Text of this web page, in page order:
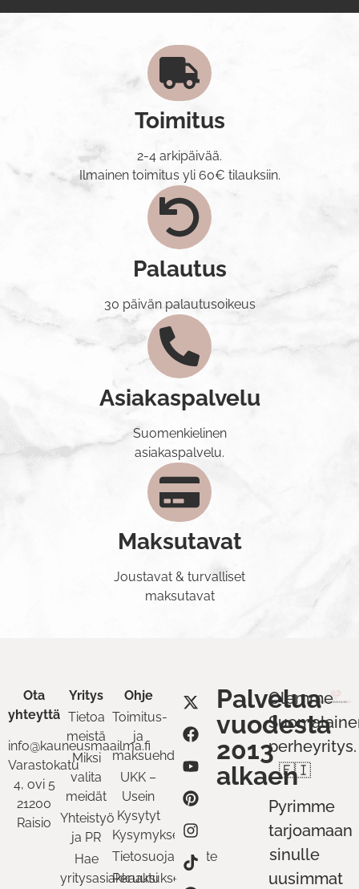
Toimitus
2-4 arkipäivää.
Ilmainen toimitus yli 60€ tilauksiin.
Palautus
30 päivän palautusoikeus
Asiakaspalvelu
Suomenkielinen
asiakaspalvelu.
Maksutavat
Joustavat & turvalliset
maksutavat
Ota
yhteyttä
info@kauneusmaailma.fi
Varastokatu
4, ovi 5
21200
Raisio
Yritys
Tietoa
meistä
Miksi
valita
meidät
Yhteistyö
ja PR
Hae
yritysasiakkaaksi
Ohje
Toimitus-
ja
maksuehdot
UKK –
Usein
Kysytyt
Kysymykset
Tietosuojaseloste
Peruutukset
Palvelua
vuodesta
2013
alkaen
Olemme
perheyritys.
🇫🇮
Pyrimme
tarjoamaan
sinulle
uusimmat